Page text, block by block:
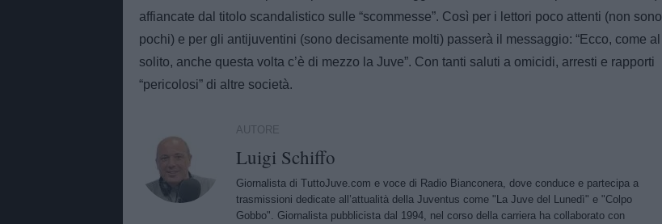
affiancate dal titolo scandalistico sulle “scommesse”. Così per i lettori poco attenti (non sono
pochi) e per gli antijuventini (sono decisamente molti) passerà il messaggio: “Ecco, come al
solito, anche questa volta c’è di mezzo la Juve”. Con tanti saluti a omicidi, arresti e rapporti
“pericolosi” di altre società.
AUTORE
Luigi Schiffo
Giornalista di TuttoJuve.com e voce di Radio Bianconera, dove conduce e partecipa a
trasmissioni dedicate all’attualità della Juventus come "La Juve del Lunedì" e "Colpo
Gobbo". Giornalista pubblicista dal 1994, nel corso della carriera ha collaborato con